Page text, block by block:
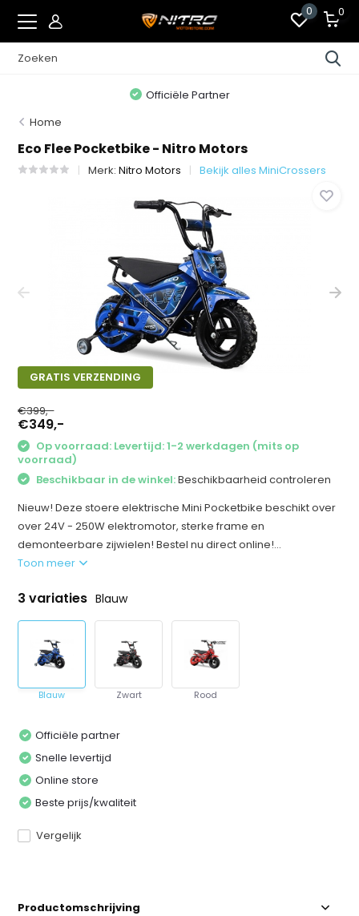
0 0
Officiële Partner
Home
Eco Flee Pocketbike - Nitro Motors
Merk:Nitro Motors Bekijk alles MiniCrossers
GRATIS VERZENDING
€399,-
€349,-
Op voorraad: Levertijd: 1-2 werkdagen (mits op
voorraad)
Beschikbaar in de winkel:Beschikbaarheid controleren
Nieuw! Deze stoere elektrische Mini Pocketbike beschikt over
over 24V - 250W elektromotor, sterke frame en
demonteerbare zijwielen! Bestel nu direct online!...
Toon meer
3 variaties Blauw
Blauw Zwart Rood
Officiële partner
Snelle levertijd
Online store
Beste prijs/kwaliteit
Vergelijk
Productomschrijving